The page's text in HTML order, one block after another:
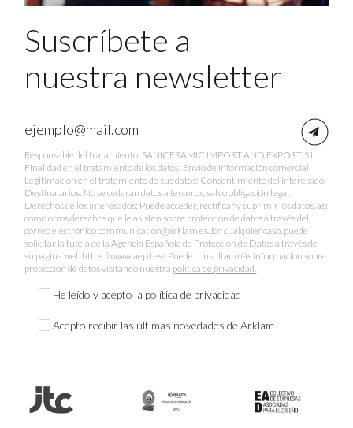
Suscríbete a
nuestra newsletter
Responsable del tratamiento: SANICERAMIC IMPORT AND EXPORT, S.L.
Finalidad en el tratamiento de los datos: Envío de información comercial
Legitimación en el tratamiento de sus datos: Consentimiento del interesado.
Destinatarios: No se cederán datos a terceros, salvo obligación legal.
Derechos de los interesados: Puede acceder, rectificar y suprimir los datos, así
como otros derechos que le asisten sobre protección de datos a través del
correo electrónico communication@arklam.es. En cualquier caso, puede
solicitar la tutela de la Agencia Española de Protección de Datos a través de
su página web https://www.aepd.es/. Puede consultar más información sobre
protección de datos visitando nuestra política de privacidad.
He leído y acepto la política de privacidad
Acepto recibir las últimas novedades de Arklam